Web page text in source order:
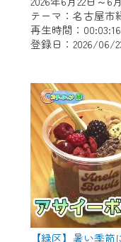
テーマ：名古屋市
再生時間：00:03:16
登録日：2026/06/
【緑区】暑い季
ンテナンス作
作業の間は、
テナンス中」
ん。
ご不便をおか
よろしくお願